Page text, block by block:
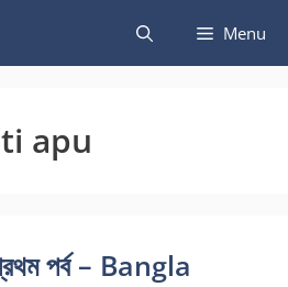
Menu
apu
পর্ব – Bangla